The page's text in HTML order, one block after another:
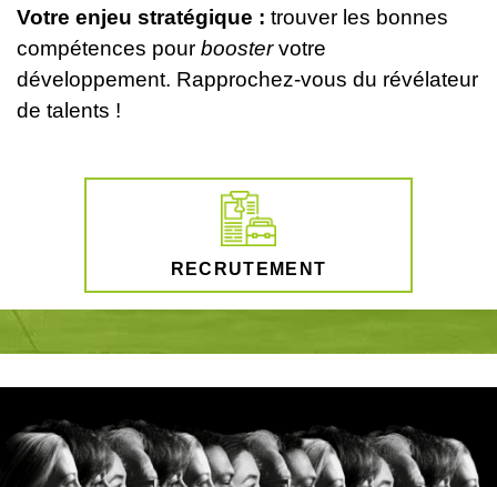
Votre enjeu stratégique : trouver les bonnes
compétences pour boostervotre
développement. Rapprochez-vous du révélateur
de talents !
RECRUTEMENT